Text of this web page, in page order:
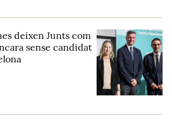
deixen Junts com
sense candidat